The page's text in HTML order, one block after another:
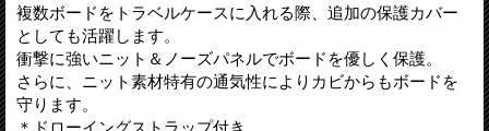
複数ボードをトラベルケースに入れる際、追加の保護カバー
としても活躍します。
衝撃に強いニット＆ノーズパネルでボードを優しく保護。
さらに、ニット素材特有の通気性によりカビからもボードを
守ります。
＊ドローイングストラップ付き